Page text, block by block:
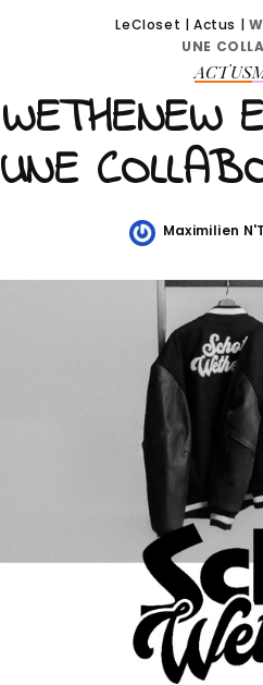
LeCloset |Actus |
UNE
ACTUS
WETHENEW
UNE
Posted
Maximilien